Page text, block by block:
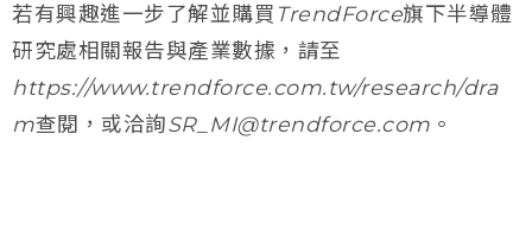
若有興趣進一步了解並購買TrendForce旗下半導體
研究處相關報告與產業數據，請至
https://www.trendforce.com.tw/research/dra
m查閱，或洽詢SR_MI@trendforce.com。